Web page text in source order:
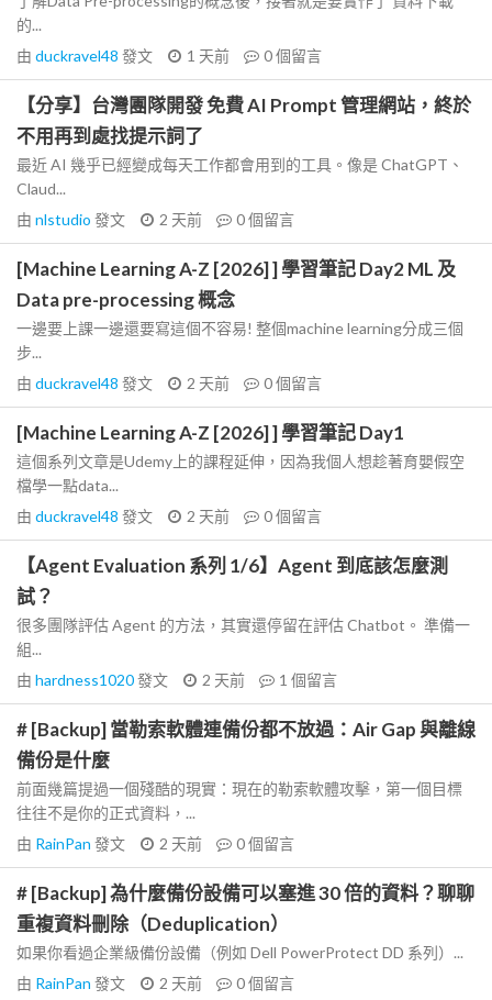
的...
由 duckravel48 發文 1 天前 0個留言
【分享】台灣團隊開發 免費 AI Prompt 管理網站，終於
不用再到處找提示詞了
最近 AI 幾乎已經變成每天工作都會用到的工具。像是 ChatGPT、
Claud...
由 nlstudio 發文 2 天前 0個留言
[Machine Learning A-Z [2026] ] 學習筆記 Day2 ML 及
Data pre-processing 概念
一邊要上課一邊還要寫這個不容易! 整個machine learning分成三個
步...
由 duckravel48 發文 2 天前 0個留言
[Machine Learning A-Z [2026] ] 學習筆記 Day1
這個系列文章是Udemy上的課程延伸，因為我個人想趁著育嬰假空
檔學一點data...
由 duckravel48 發文 2 天前 0個留言
【Agent Evaluation 系列 1/6】Agent 到底該怎麼測
試？
很多團隊評估 Agent 的方法，其實還停留在評估 Chatbot。 準備一
組...
由 hardness1020發文 2 天前 1 個留言
# [Backup] 當勒索軟體連備份都不放過：Air Gap 與離線
備份是什麼
前面幾篇提過一個殘酷的現實：現在的勒索軟體攻擊，第一個目標
往往不是你的正式資料，...
由 RainPan 發文 2 天前 0個留言
# [Backup] 為什麼備份設備可以塞進 30 倍的資料？聊聊
重複資料刪除（Deduplication）
如果你看過企業級備份設備（例如 Dell PowerProtect DD 系列）...
由 RainPan 發文 2 天前 0個留言